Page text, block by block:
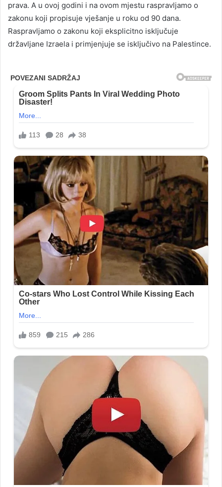
prava. A u ovoj godini i na ovom mjestu raspravljamo o
zakonu koji propisuje vješanje u roku od 90 dana.
Raspravljamo o zakonu koji eksplicitno isključuje
državljane Izraela i primjenjuje se isključivo na Palestince.